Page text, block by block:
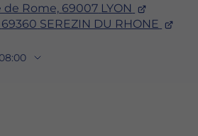
de Rome, 69007 LYON
69360 SEREZIN DU RHONE